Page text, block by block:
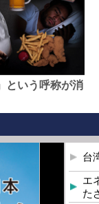
という呼称が消
台
エ
た